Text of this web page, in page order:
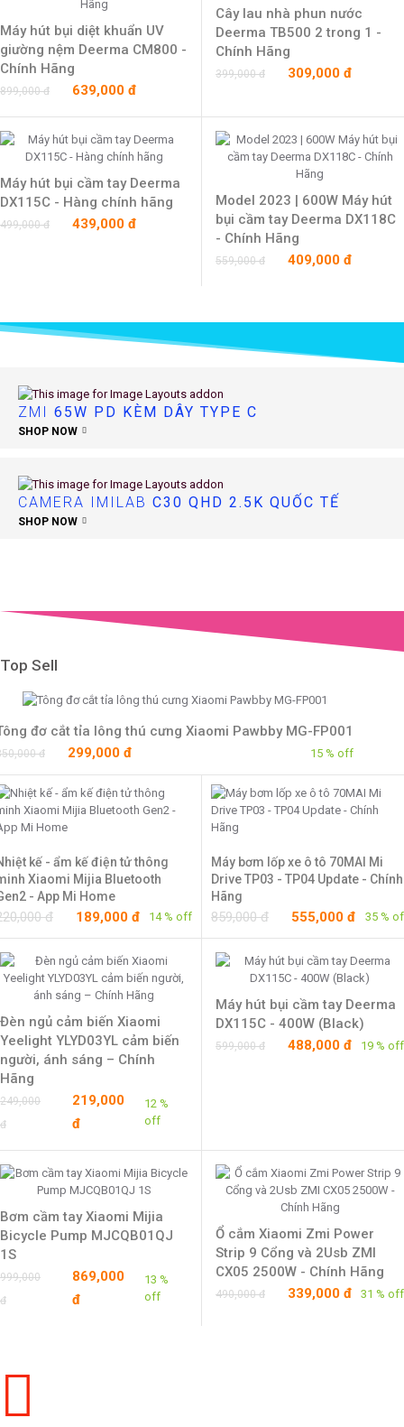
Máy hút bụi diệt khuẩn UV
giường nệm Deerma CM800 -
Chính Hãng
899,000 đ 639,000 đ
Cây lau nhà phun nước
Deerma TB500 2 trong 1 -
Chính Hãng
399,000 đ 309,000 đ
Máy hút bụi cầm tay Deerma
DX115C - Hàng chính hãng
499,000 đ 439,000 đ
Model 2023 | 600W Máy hút
bụi cầm tay Deerma DX118C
- Chính Hãng
559,000 đ 409,000 đ
ZMI 65W PD KÈM DÂY TYPE C
SHOP NOW
CAMERA IMILAB C30 QHD 2.5K QUỐC TẾ
SHOP NOW
Top Sell
đơ cắt tỉa lông thú cưng Xiaomi Pawbby MG-FP001
đ 299,000 đ 15 % off
kế - ẩm kế điện tử thông
Xiaomi Mijia Bluetooth
- App Mi Home
đ 189,000 đ 14 % off
Máy bơm lốp xe ô tô 70MAI Mi
Drive TP03 - TP04 Update - Chính
Hãng
859,000 đ 555,000 đ 35 %
Đèn ngủ cảm biến Xiaomi
Yeelight YLYD03YL cảm biến
người, ánh sáng – Chính
Hãng
249,000
đ
219,000
đ
12 %
off
Máy hút bụi cầm tay Deerma
DX115C - 400W (Black)
599,000 đ 488,000 đ 19 % off
Bơm cầm tay Xiaomi Mijia
Bicycle Pump MJCQB01QJ
1S
999,000
đ
869,000
đ
13 %
off
Ổ cắm Xiaomi Zmi Power
Strip 9 Cổng và 2Usb ZMI
CX05 2500W - Chính Hãng
490,000 đ 339,000 đ 31 % off